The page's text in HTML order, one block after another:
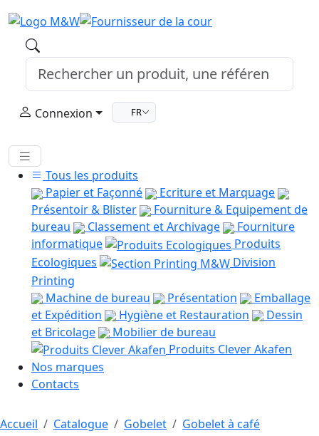
Connexion FR
Tous les produits
Papier et Façonné
Ecriture et Marquage
Présentoir & Blister
Fourniture & Equipement de
bureau
Classement et Archivage
Fourniture
informatique
Produits
Ecologiques
Division
Printing
Machine de bureau
Présentation
Emballage
et Expédition
Hygiène et Restauration
Dessin
et Bricolage
Mobilier de bureau
Produits Clever Akafen
Nos marques
Contacts
Accueil Catalogue Gobelet Gobelet à café